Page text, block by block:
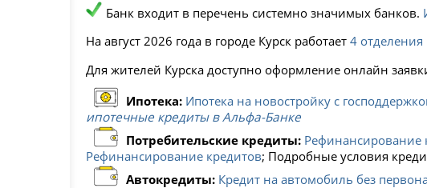
Банк входит в перечень системно значимых банков.
На август 2026 года в городе Курск работает4 отделения
Для жителей Курска доступно оформление онлайн
Ипотека: Ипотека на новостройку с
ипотечные кредиты в Альфа-Банке
Потребительские кредиты: Рефинансирование
Рефинансирование кредитов; Подробные условия
Автокредиты: Кредит на автомобиль без